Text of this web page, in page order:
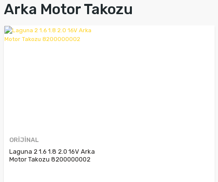
Arka Motor Takozu
ORİJİNAL
Laguna 2 1.6 1.8 2.0 16V Arka
Motor Takozu 8200000002